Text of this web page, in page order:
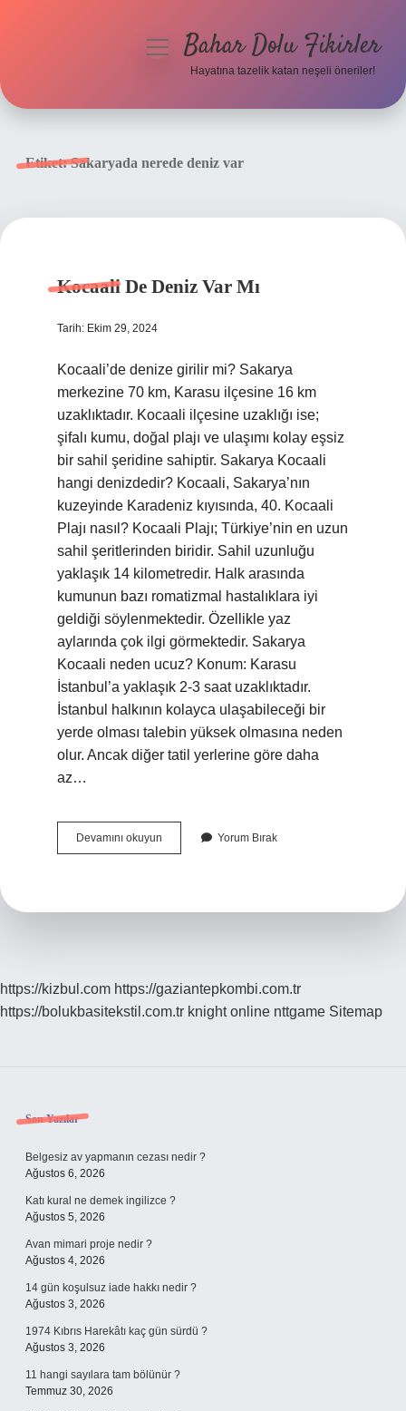
menüyüBahar Dolu Fikirler
Hayatına tazelik katan neşeli öneriler!
Etiket:Sakaryada nerede deniz var
Kocaali De Deniz Var Mı
Tarih: Ekim 29, 2024
Kocaali’de denize girilir mi? Sakarya
merkezine 70 km, Karasu ilçesine 16 km
uzaklıktadır. Kocaali ilçesine uzaklığı ise;
şifalı kumu, doğal plajı ve ulaşımı kolay eşsiz
bir sahil şeridine sahiptir. Sakarya Kocaali
hangi denizdedir? Kocaali, Sakarya’nın
kuzeyinde Karadeniz kıyısında, 40. Kocaali
Plajı nasıl? Kocaali Plajı; Türkiye’nin en uzun
sahil şeritlerinden biridir. Sahil uzunluğu
yaklaşık 14 kilometredir. Halk arasında
kumunun bazı romatizmal hastalıklara iyi
geldiği söylenmektedir. Özellikle yaz
aylarında çok ilgi görmektedir. Sakarya
Kocaali neden ucuz? Konum: Karasu
İstanbul’a yaklaşık 2-3 saat uzaklıktadır.
İstanbul halkının kolayca ulaşabileceği bir
yerde olması talebin yüksek olmasına neden
olur. Ancak diğer tatil yerlerine göre daha
az…
Devamını okuyun
De
Yorum Bırak
https://kizbul.com https://gaziantepkombi.com.tr
https://bolukbasitekstil.com.tr knight online nttgame Sitemap
Sidebar
Son Yazılar
Belgesiz av yapmanın cezası nedir ?
Ağustos 6, 2026
Katı kural ne demek ingilizce ?
Ağustos 5, 2026
Avan mimari proje nedir ?
Ağustos 4, 2026
14 gün koşulsuz iade hakkı nedir ?
Ağustos 3, 2026
1974 Kıbrıs Harekâtı kaç gün sürdü ?
Ağustos 3, 2026
11 hangi sayılara tam bölünür ?
Temmuz 30, 2026